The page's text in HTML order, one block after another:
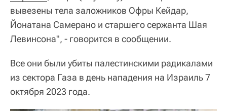
вывезены тела заложников Офры Кейдар,
Йонатана Самерано и старшего сержанта Шая
Левинсона", - говорится в сообщении.
Все они были убиты палестинскими радикалами
из сектора Газа в день нападения на Израиль 7
октября 2023 года.